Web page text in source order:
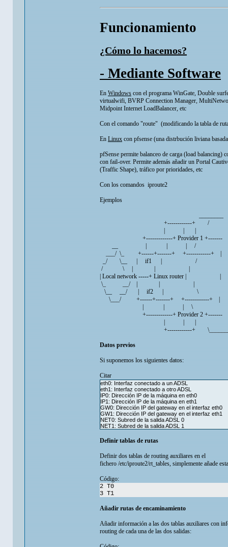
Funcionamiento
¿Cómo lo hacemos?
- Mediante Software
EnWindowscon el programa WinGate, Double
virtualwifi, BVRP Connection Manager,
Midpoint Internet LoadBalancer, etc
Con el comando "route" (modificando la tabla de
EnLinuxcon pfsense (una distrbución liviana
pfSense permite balanceo de carga (load balancing)
con fail-over. Permite además añadir un Portal
(Traffic Shape), tráfico por prioridades, etc
Con los comandos iproute2
Ejemplos
________
+------------+ /
| | |
+-------------+ Provider 1 +-------
__ | | | /
___/ \_ +------+-------+ +------------+ |
_/ \__ | if1 | /
/ \ | | |
| Local network -----+ Linux router | |
\_ __/ | | |
\__ __/ | if2 | \
\___/ +------+-------+ +------------+ |
| | | \
+-------------+ Provider 2 +-------
| | |
+------------+
Datos previos
Si suponemos los siguientes datos:
Citar
eth0: Interfaz conectado a un ADSL
eth1: Interfaz conectado a otro ADSL
IP0: Dirección IP de la máquina en eth0
IP1: Dirección IP de la máquina en eth1
GW0: Dirección IP del gateway en el interfaz eth0
GW1: Dirección IP del gateway en el interfaz eth1
NET0: Subred de la salida ADSL 0
NET1: Subred de la salida ADSL 1
Definir tablas de rutas
Definir dos tablas de routing auxiliares en el
fichero /etc/iproute2/rt_tables, simplemente añade
Código:
2 T0
3 T1
Añadir rutas de encaminamiento
Añadir información a las dos tablas auxiliares con
routing de cada una de las dos salidas: